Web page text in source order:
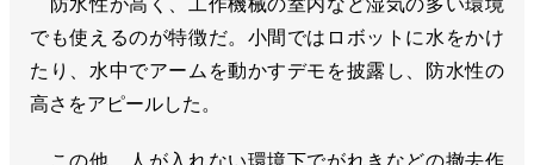
でも使えるのが特徴だ。小間ではロボットに水をかけ
たり、水中でアームを動かすデモを披露し、防水性の
高さをアピールした。
この他、人が入れない環境下でがれきなどの撤去作